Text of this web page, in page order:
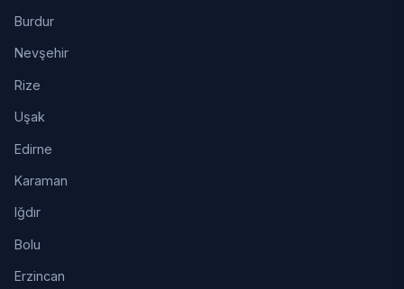
Burdur
Nevşehir
Rize
Uşak
Edirne
Karaman
Iğdır
Bolu
Erzincan